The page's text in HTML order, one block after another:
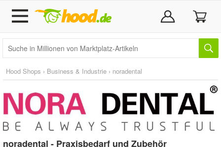
Hood Shops › Business & Industrie › noradental
noradental - Praxisbedarf und Zubehör